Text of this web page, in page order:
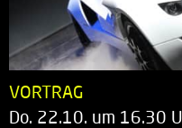
VORTRAG
Do. 22.10. um 16.30